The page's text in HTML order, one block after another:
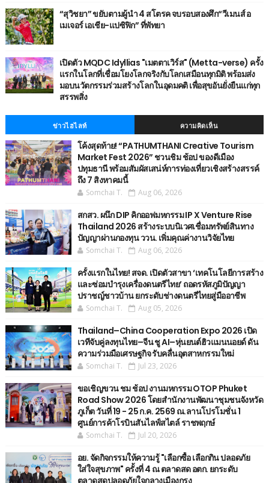
“สุวิชยา” ขยับตามผู้นำ 4 สโตรค จบรอบสองศึก“วีเมนส์ อ
เมเจอร์ เอเชีย-แปซิฟิก” ที่พัทยา
เปิดตัว MQDC Idyllias "เมตตาเวิร์ส" (Metta-verse) ครั้ง
แรกในโลกที่เชื่อมโยงโลกจริงกับโลกเสมือนทุกมิติ พร้อมส่ง
มอบนวัตกรรมร่วมสร้างโลกในอุดมคติ เพื่อสุขอันยั่งยืนแก่ทุก
สรรพสิ่ง
ข่าวไฮไลท์ ความคิดเห็น
โค้งสุดท้าย! “PATHUMTHANI Creative Tourism
Market Fest 2026” ชวนชิม ช้อป ของดีเมือง
ปทุมธานี พร้อมสัมผัสเสน่ห์การท่องเที่ยวเชิงสร้างสรรค์
ถึง 7 สิงหาคมนี้
Somchai T. Aug 06, 2026
สกสว. ผนึก DIP คิกออฟมหกรรม IP X Venture Rise
Thailand 2026 สร้างระบบนิเวศเชื่อมทรัพย์สินทาง
ปัญญาผ่านกองทุน ววน. เพิ่มคุณค่างานวิจัยไทย
Somchai T. Aug 06, 2026
ครั้งแรกในไทย! สจด. เปิดตัวสาขา ‘เทคโนโลยีการสร้าง
และซ่อมบำรุงเครื่องดนตรีไทย’ ​ถอดรหัสภูมิปัญญา
ปราชญ์ชาวบ้าน ยกระดับช่างดนตรีไทยสู่มืออาชีพ
Somchai T. Aug 05, 2026
Thailand–China Cooperation Expo 2026 เปิด
เวทีจับคู่ลงทุนไทย–จีน ชู AI–หุ่นยนต์ฮิวแมนนอยด์ ดัน
ความร่วมมือเศรษฐกิจ รับคลื่นอุตสาหกรรมใหม่
Somchai T. Jul 23, 2026
ขอเชิญขวน ชม ช้อป งานมหกรรม OTOP Phuket
Road Show 2026 โดยสำนักงานพัฒนาชุมชนจังหวัด
ภูเก็ต วันที่ 19 - 25 ก.ค. 2569 ณ.ลานโปรโมชั่น 1
ศูนย์การค้าโรบินสันไลฟ์สไตล์ ราชพฤกษ์
Somchai T. Jul 20, 2026
อย. จัดกิจกรรมให้ความรู้ "เลือกซื้อ เลือกกิน ปลอดภัย
ใส่ใจสุขภาพ" ครั้งที่ 4 ณ ตลาดสด อตก. ยกระดับ